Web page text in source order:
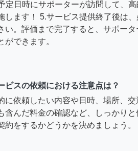
定日時にサポーターが訪問して、
します！ 5.サービス提供終了後は
い。評価まで完了すると、サポータ
ができます。
ビスの依頼における注意点は？
に依頼したい内容や日時、場所、交
含んだ料金の確認など、しっかりと
約をするかどうかを決めましょう。